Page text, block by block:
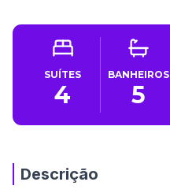
SUÍTES
4
BANHEIROS
5
Descrição